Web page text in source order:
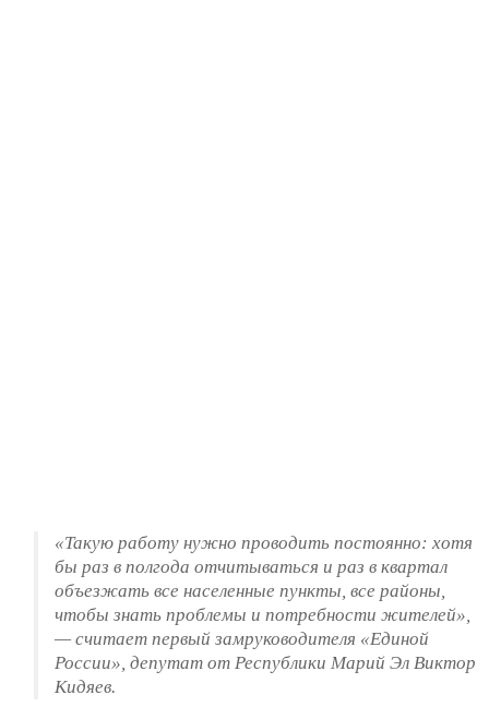
«Такую работу нужно проводить постоянно: хотя
бы раз в полгода отчитываться и раз в квартал
объезжать все населенные пункты, все районы,
чтобы знать проблемы и потребности жителей»,
— считает первый замруководителя «Единой
России», депутат от Республики Марий Эл Виктор
Кидяев.